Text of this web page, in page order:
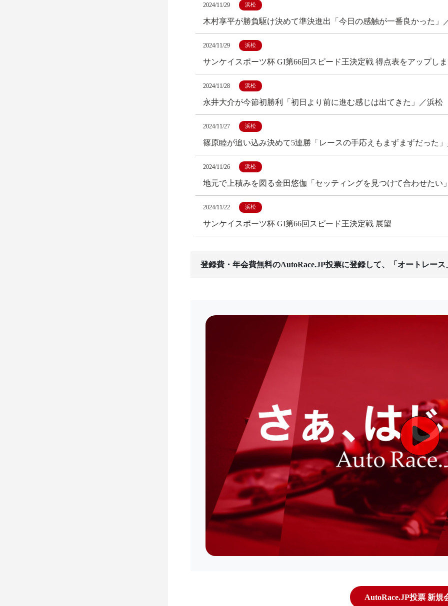
2024/11/29 浜松
木村享平が勝負駆け決めて準決進出「今日の感触が一番良かった」
2024/11/29 浜松
サンケイスポーツ杯 GI第66回スピード王決定戦 得点表をアップし
2024/11/28 浜松
永井大介が今節初勝利「初日より前に進む感じは出てきた」／浜松
2024/11/27 浜松
篠原睦が追い込み決めて5連勝「レースの手応えもまずまずだった
2024/11/26 浜松
地元で上積みを図る金田悠伽「セッティングを見つけて合わせたい
2024/11/22 浜松
サンケイスポーツ杯 GI第66回スピード王決定戦 展望
登録費・年会費無料のAutoRace.JP投票に登録して、「オートレー
AutoRace.JP投票 新規